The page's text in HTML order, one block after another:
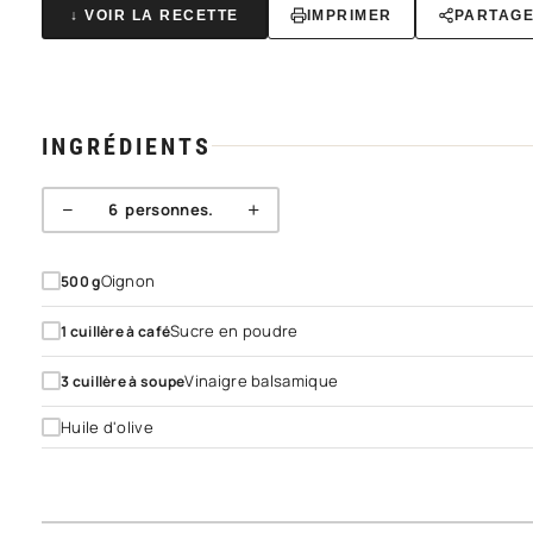
↓ VOIR LA RECETTE IMPRIMER
INGRÉDIENTS
− 6personnes. +
500gOignon
1 cuillère à caféSucre en poudre
3cuillère à soupeVinaigre balsamique
Huile d'olive